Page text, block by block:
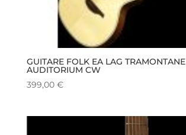
GUITARE FOLK EA LAG TRAMONTANE
AUDITORIUM CW
399,00 €